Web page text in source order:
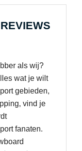
als wij?
wat je wilt
gebieden,
vind je
fanaten.